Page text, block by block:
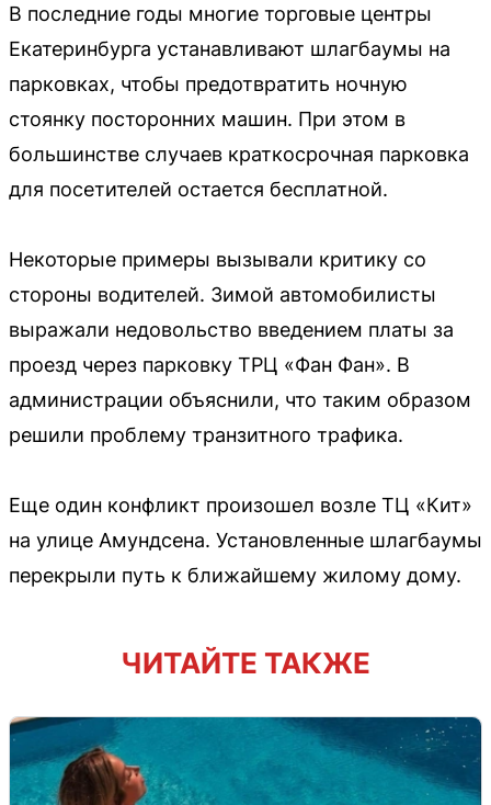
В последние годы многие торговые центры
Екатеринбурга устанавливают шлагбаумы на
парковках, чтобы предотвратить ночную
стоянку посторонних машин. При этом в
большинстве случаев краткосрочная парковка
для посетителей остается бесплатной.
Некоторые примеры вызывали критику со
стороны водителей. Зимой автомобилисты
выражали недовольство введением платы за
проезд через парковку ТРЦ «Фан Фан». В
администрации объяснили, что таким образом
решили проблему транзитного трафика.
Еще один конфликт произошел возле ТЦ «Кит»
на улице Амундсена. Установленные шлагбаумы
перекрыли путь к ближайшему жилому дому.
ЧИТАЙТЕ ТАКЖЕ